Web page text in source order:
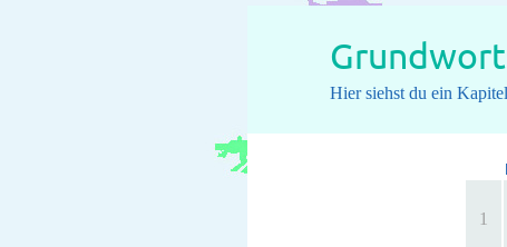
Hier siehst du ein
1